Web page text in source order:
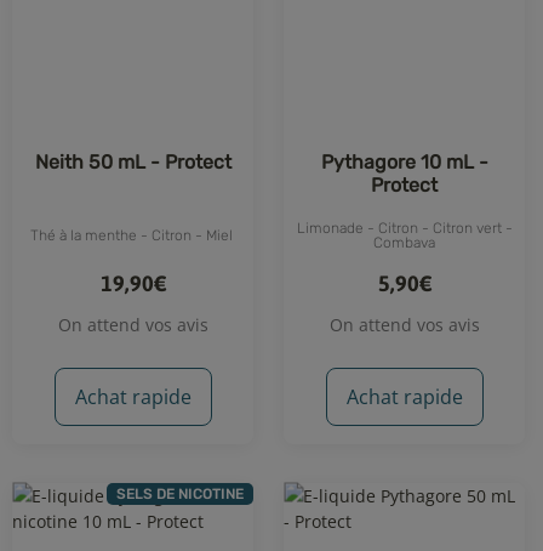
Neith 50 mL - Protect
Thé à la menthe - Citron - Miel
19,90€
On attend vos avis
Achat rapide
Pythagore 10 mL -
Protect
Limonade - Citron - Citron vert -
Combava
5,90€
On attend vos avis
Achat rapide
SELS DE NICOTINE